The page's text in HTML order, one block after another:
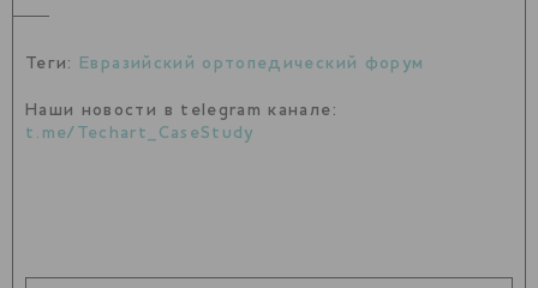
Теги: Евразийский ортопедический форум
Наши новости в telegram канале:
t.me/Techart_CaseStudy